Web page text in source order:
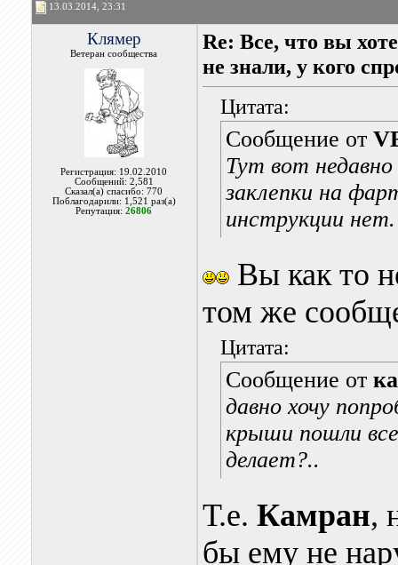
13.03.2014, 23:31
Клямер
Ветеран сообщества
Регистрация: 19.02.2010
Сообщений: 2,581
Сказал(а) спасибо: 770
Поблагодарили: 1,521 раз(а)
Репутация:26806
Re: Все, что вы
не знали, у кого
Цитата:
Сообщение от
Тут вот недавно
заклепки на
инструкции
Вы как то
том же
Цитата:
Сообщение от
давно хочу
крыши пошли
делает?..
Т.е. Камран,
бы ему не